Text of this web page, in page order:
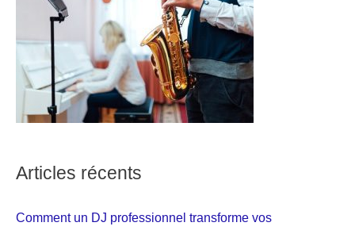
Articles récents
Comment un DJ professionnel transforme vos